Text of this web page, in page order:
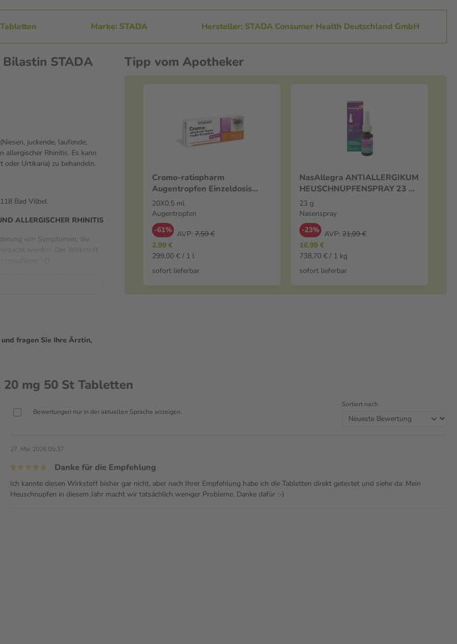
Marke: STADA Hersteller: STADA Consumer Health Deutschland GmbH
STADA
juckende, laufende,
allergischer Rhinitis. Es kann
oder Urtikaria) zu behandeln.
Bad Vilbel
ALLERGISCHER RHINITIS
von Symptomen, die
24-stündige Wirksamkeit
tierischen Bestandteile,
mit entsprechenden
Jugendlichen (ab 12 Jahren)
20 mg Bilastin einmal täglich
und perennial) und einer
Aufnahme von Nahrung oder
weiße Tablette mit einem
und
bzw. keine Maschinen zu
durchgeführt und sind
die orale
fragen Sie Ihre Ärztin,
Tipp vom Apotheker
Cromo-ratiopharm
Augentropfen Einzeldosis
20X0.5 ml Augentropfen
20X0.5 ml
Augentropfen
-61% AVP: 7,59 €
2,99 €
299,00 € / 1 l
sofort lieferbar
NasAllegra ANTIALLERGIKUM
HEUSCHNUPFENSPRAY 23 g
Nasenspray
23 g
Nasenspray
-23% AVP: 21,99 €
16,99 €
738,70 € / 1 kg
sofort lieferbar
mg 50 St Tabletten
Bewertungen nur in der aktuellen Sprache anzeigen.
Sortiert nach
27. Mai 2026 05:37
Danke für die Empfehlung
Ich kannte diesen Wirkstoff bisher gar nicht, aber nach Ihrer Empfehlung habe ich die Tabletten direkt getestet und siehe da: Mein
Heuschnupfen in diesem Jahr macht wir tatsächlich weniger Probleme. Danke dafür :-)